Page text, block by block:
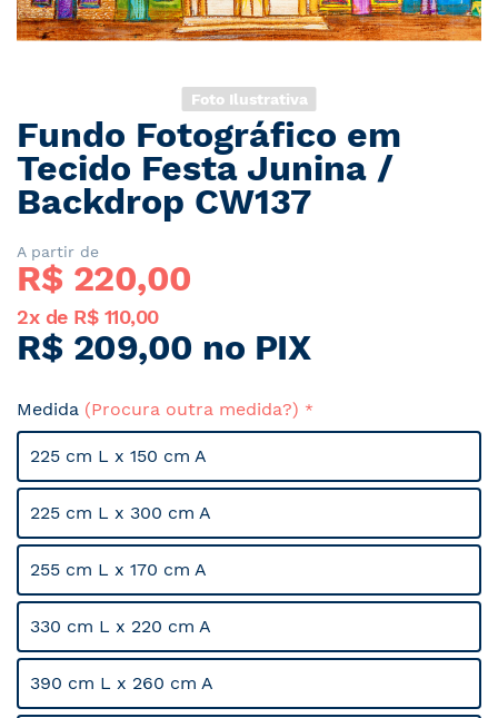
Foto Ilustrativa
Saltar
para
o
início
Galeria
de
imagens
Fundo Fotográfico em
Tecido Festa Junina /
Backdrop CW137
A partir de
R$ 220,00
2x de R$ 110,00
R$ 209,00 no PIX
Medida (Procura outra medida?)
225 cm L x 150 cm A
225 cm L x 300 cm A
255 cm L x 170 cm A
330 cm L x 220 cm A
390 cm L x 260 cm A